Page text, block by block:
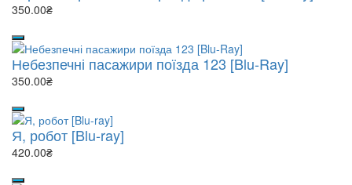
350.00₴
Небезпечні пасажири поїзда 123 [Blu-Ray]
350.00₴
Я, робот [Blu-ray]
420.00₴